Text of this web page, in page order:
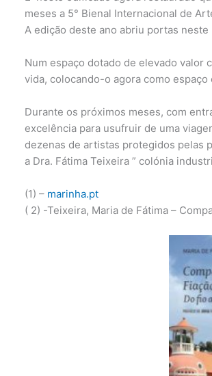
meses a 5° Bienal Internacional de
A edição deste ano abriu portas
Num espaço dotado de elevado
vida, colocando-o agora como
Durante os próximos meses, com
excelência para usufruir de uma
dezenas de artistas protegidos pelas
a Dra. Fátima Teixeira ” colónia
(1) – marinha.pt
( 2) -Teixeira, Maria de Fátima –